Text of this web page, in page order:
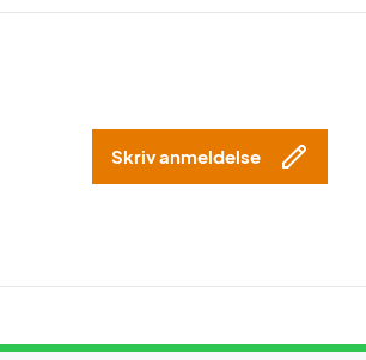
Skriv anmeldelse